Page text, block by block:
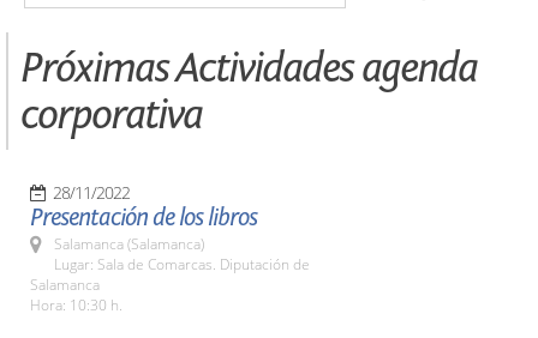
Próximas Actividades agenda
corporativa
28/11/2022
Presentación de los libros
Salamanca (Salamanca)
Lugar: Sala de Comarcas. Diputación de
Salamanca
Hora: 10:30 h.